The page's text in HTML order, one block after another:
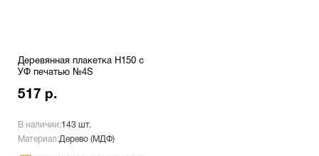
Деревянная плакетка H150 c
УФ печатью №4S
517 р.
В наличии:143 шт.
Материал:Дерево (МДФ)